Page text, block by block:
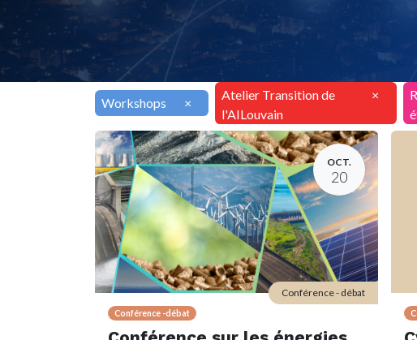
Workshops ×
Atelier Transition de
l'AILouvain
×
OCT.
20
Conférence -débat
Conférence - débat